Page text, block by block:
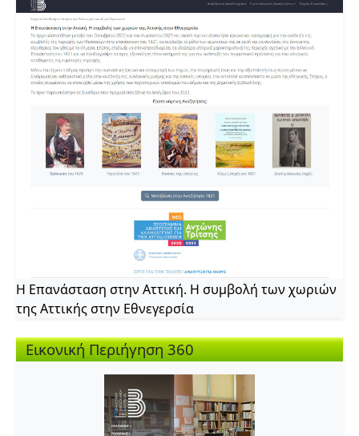
Η Επανάσταση στην Αττική. Η συμβολή των χωριών
της Αττικής στην Εθνεγερσία
Εικονική Περιήγηση 360